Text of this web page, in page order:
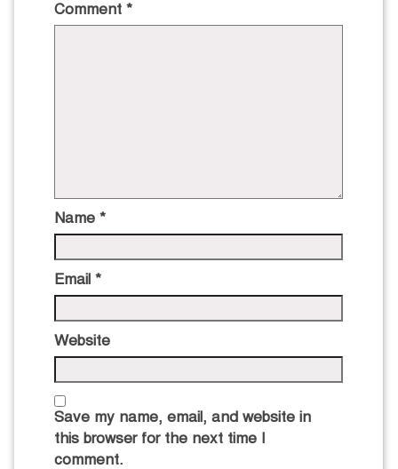
Comment *
Name *
Email *
Website
Save my name, email, and website in
this browser for the next time I
comment.